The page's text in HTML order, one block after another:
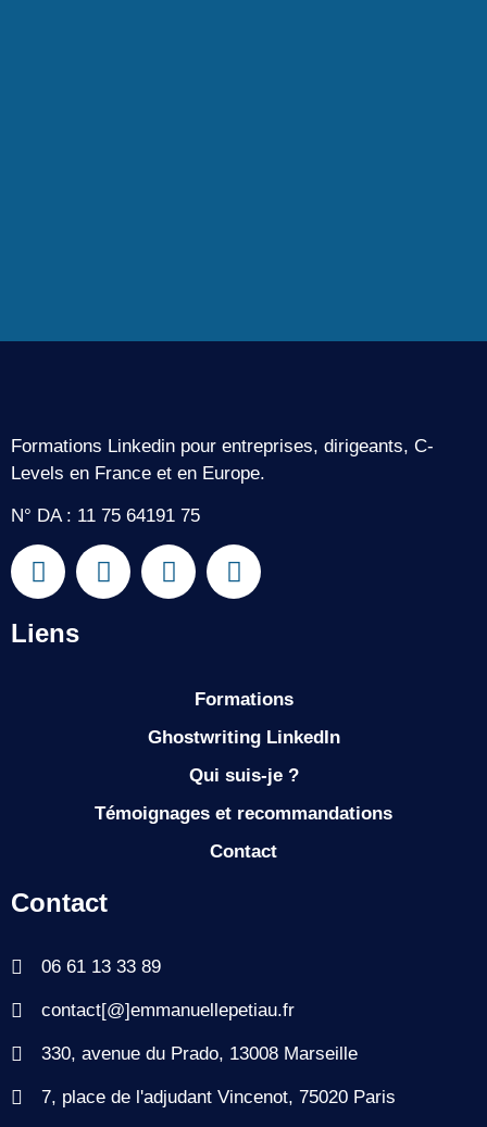
Formations Linkedin pour entreprises, dirigeants, C-
Levels en France et en Europe.
N° DA : 11 75 64191 75
Liens
Formations
Ghostwriting LinkedIn
Qui suis-je ?
Témoignages et recommandations
Contact
Contact
06 61 13 33 89
contact[@]emmanuellepetiau.fr
330, avenue du Prado, 13008 Marseille
7, place de l'adjudant Vincenot, 75020 Paris